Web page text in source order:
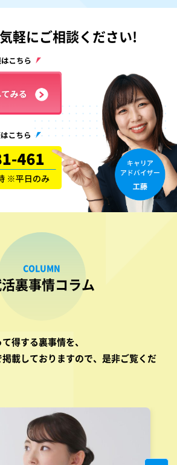
軽にご相談ください!
COLUMN
裏事情コラム
得する裏事情を、
載しておりますので、是非ご覧くだ